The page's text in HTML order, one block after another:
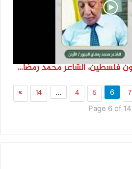
انتماء2021: قصائد لعيون فلسطين، الشاعر محمد رمضان الجبور، الأردن
4 5 6 7
…
14
»
Page 6 of 14